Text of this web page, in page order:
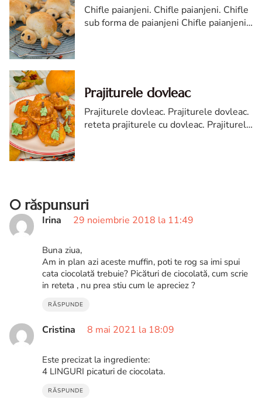
Chifle paianjeni. Chifle paianjeni. Chifle
sub forma de paianjeni Chifle paianjeni
Prajiturele dovleac
Prajiturele dovleac. Prajiturele dovleac.
reteta prajiturele cu dovleac. Prajiturele
0 răspunsuri
Irina 29 noiembrie 2018 la 11:49
Buna ziua,
Am in plan azi aceste muffin, poti te rog sa imi spui
cata ciocolată trebuie? Picături de ciocolată, cum scrie
in reteta , nu prea stiu cum le apreciez ?
RĂSPUNDE
Cristina 8 mai 2021 la 18:09
Este precizat la ingrediente:
4 LINGURI picaturi de ciocolata.
RĂSPUNDE